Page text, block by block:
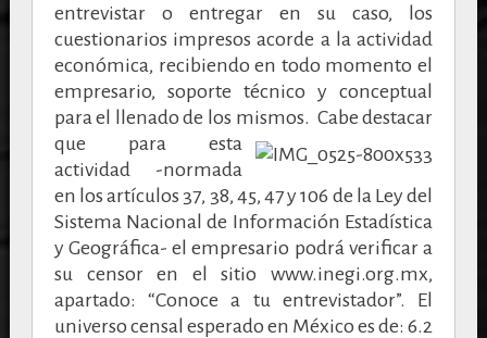
entrevistar o entregar en su caso, los
cuestionarios impresos acorde a la actividad
económica, recibiendo en todo momento el
empresario, soporte técnico y conceptual
para el llenado de los mismos. Cabe destacar
que para esta
actividad -normada
en los artículos 37, 38, 45, 47 y 106 de la Ley del
Sistema Nacional de Información Estadística
y Geográfica- el empresario podrá verificar a
su censor en el sitio www.inegi.org.mx,
apartado: “Conoce a tu entrevistador”. El
universo censal esperado en México es de: 6.2